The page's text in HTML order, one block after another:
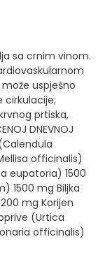
sa crnim vinom.
uspješno
cirkulacije;
prtiska,
DNEVNOJ
officinalis)
eupatoria) 1500
1500 mg Biljka
mg Korijen
(Urtica
officinalis)